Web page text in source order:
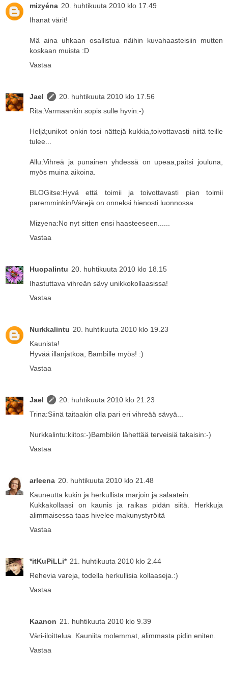
mizyéna 20. huhtikuuta 2010 klo 17.49
Ihanat värit!
Mä aina uhkaan osallistua näihin kuvahaasteisiin mutten
koskaan muista :D
Vastaa
Jael
20. huhtikuuta 2010 klo 17.56
Rita:Varmaankin sopis sulle hyvin:-)
Heljä;unikot onkin tosi nättejä kukkia,toivottavasti niitä teille
tulee...
Allu:Vihreä ja punainen yhdessä on upeaa,paitsi jouluna,
myös muina aikoina.
BLOGitse:Hyvä että toimii ja toivottavasti pian toimii
paremminkin!Värejä on onneksi hienosti luonnossa.
Mizyena:No nyt sitten ensi haasteeseen......
Vastaa
Huopalintu 20. huhtikuuta 2010 klo 18.15
Ihastuttava vihreän sävy unikkokollaasissa!
Vastaa
Nurkkalintu 20. huhtikuuta 2010 klo 19.23
Kaunista!
Hyvää illanjatkoa, Bambille myös! :)
Vastaa
Jael
20. huhtikuuta 2010 klo 21.23
Trina:Siinä taitaakin olla pari eri vihreää sävyä...
Nurkkalintu:kiitos:-)Bambikin lähettää terveisiä takaisin:-)
Vastaa
arleena 20. huhtikuuta 2010 klo 21.48
Kauneutta kukin ja herkullista marjoin ja salaatein.
Kukkakollaasi on kaunis ja raikas pidän siitä. Herkkuja
alimmaisessa taas hivelee makunystyröitä
Vastaa
*itKuPiLLi* 21. huhtikuuta 2010 klo 2.44
Rehevia vareja, todella herkullisia kollaaseja.:)
Vastaa
Kaanon 21. huhtikuuta 2010 klo 9.39
Väri-iloittelua. Kauniita molemmat, alimmasta pidin eniten.
Vastaa